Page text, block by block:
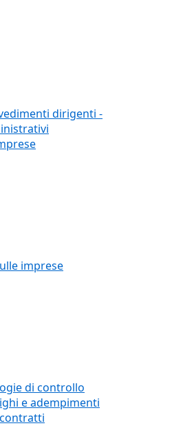
dirigenti -
imprese
di controllo
e adempimenti